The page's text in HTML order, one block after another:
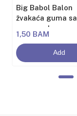
Big Babol Balon
žvakaća guma sa
aromom banane
1,50 BAM
Add